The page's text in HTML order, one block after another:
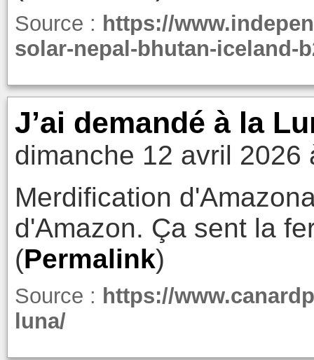
Source : https://
solar-nepal-bhutan-iceland-
J’ai demandé à la
dimanche 12 avril 2026
Merdification
d'Amazon. Ça sent la
(Permalink)
Source : https://
luna/